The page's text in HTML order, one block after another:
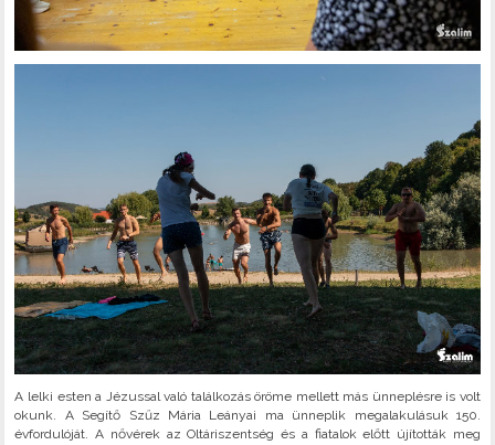
A lelki esten a Jézussal való találkozás öröme mellett más ünneplésre is volt
okunk. A Segítő Szűz Mária Leányai ma ünneplik megalakulásuk 150.
évfordulóját. A nővérek az Oltáriszentség és a fiatalok előtt újították meg